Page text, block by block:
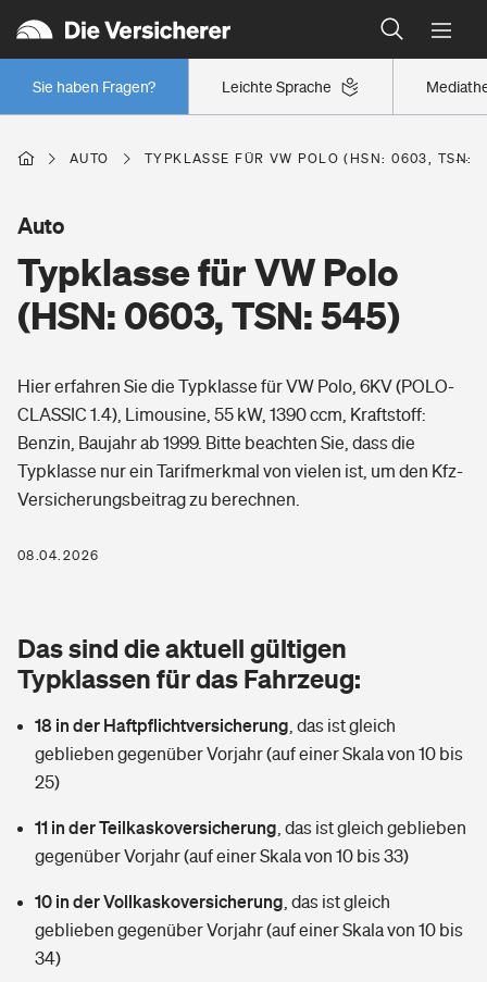
Leichte Sprache
Sie haben Fragen?
Wer versichert was: Jetzt Versicherer finden
Regionalklassen: So ist Ihre Region eingestuft
Wer versichert was: Jetzt Versicherer finden
Berufsunfähigkeitsversicherung
Erwerbsunfähigkeitsversicherung
Grundfähigkeitsversicherung
Arbeitsrechtsschutz
Berufshaftpflichtversicherung
Zur Übersicht
Tools
Wer versichert was: Jetzt Versicherer finden
Sie haben Fragen?
Wohnen
Elementarversicherung
Glasversicherung
Mietkautionsversicherung
Restkreditversicherung
Tools
Freizeit
Pri­vate Haft­pflicht­
Kinderunfall­ver­si­che­rung
Kinderinvalidität
Hundehalter-Haftpflicht
Handyversicherung
Gesundheit
Private Krankenversicherung
Dread-Disease-Versicherung
Tierkrankenversicherung
Zur Übersicht
Tools
Wer versichert was: Jetzt Versicherer finden
AUTO TYPKLASSE FÜR VW POLO (HSN: 0603, TSN:
Typklasse für VW Polo
(HSN: 0603, TSN: 545)
Auto
Hier erfahren Sie die Typklasse für VW Polo, 6KV (POLO-
CLASSIC 1.4), Limousine, 55 kW, 1390 ccm, Kraftstoff:
Benzin, Baujahr ab 1999. Bitte beachten Sie, dass die
Typklasse nur ein Tarifmerkmal von vielen ist, um den Kfz-
Versicherungsbeitrag zu berechnen.
08.04.2026
Das sind die aktuell gültigen
Typklassen für das Fahrzeug:
18 in der Haftpflichtversicherung das ist gleich
geblieben gegenüber Vorjahr (auf einer Skala von 10 bis
25)
11 in der Teilkaskoversicherung das ist gleich geblieben
gegenüber Vorjahr (auf einer Skala von 10 bis 33)
10 in der Vollkaskoversicherung das ist gleich
geblieben gegenüber Vorjahr (auf einer Skala von 10 bis
34)